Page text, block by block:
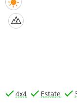
4x4 Estate